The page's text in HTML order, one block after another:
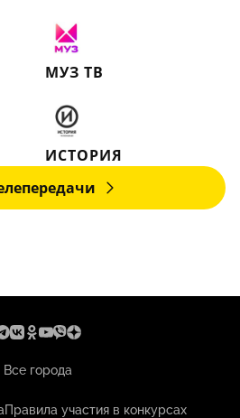
МУЗ ТВ
ИСТОРИЯ
Все города
Правила участия в конкурсах